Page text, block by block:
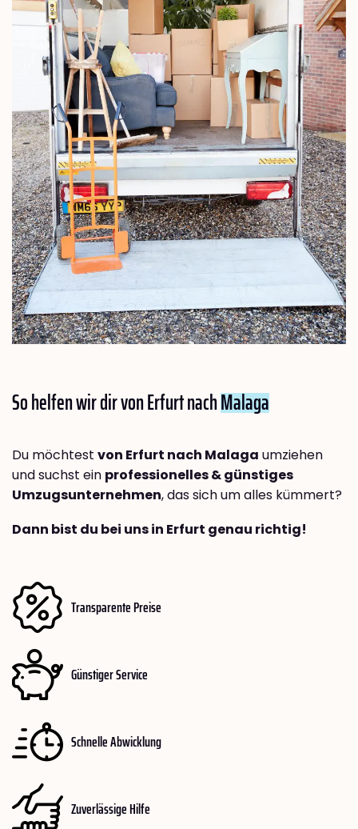
So helfen wir dir von Erfurt nachMalaga
Du möchtest von Erfurt nach Malaga umziehen
und suchst ein professionelles & günstiges
Umzugsunternehmen, das sich um alles kümmert?
Dann bist du bei uns in Erfurt genau richtig!
Transparente Preise
Günstiger Service
Schnelle Abwicklung
Zuverlässige Hilfe